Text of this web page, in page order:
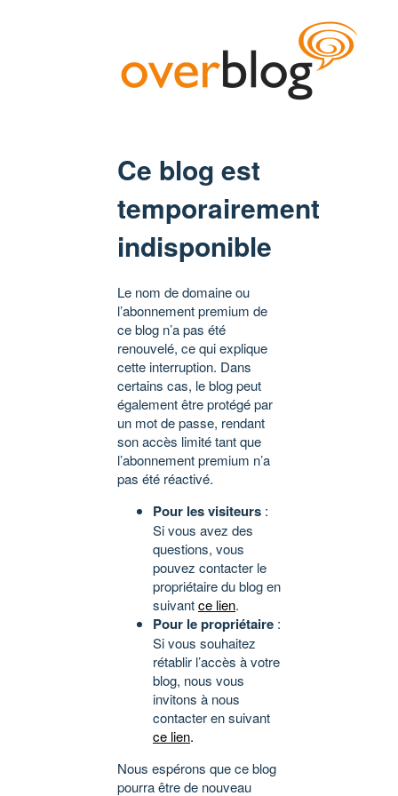
Ce blog est
temporairement
indisponible
Le nom de domaine ou
l’abonnement premium de
ce blog n’a pas été
renouvelé, ce qui explique
cette interruption. Dans
certains cas, le blog peut
également être protégé par
un mot de passe, rendant
son accès limité tant que
l’abonnement premium n’a
pas été réactivé.
Pour les visiteurs :
Si vous avez des
questions, vous
pouvez contacter le
propriétaire du blog en
suivantce lien.
Pour le propriétaire :
Si vous souhaitez
rétablir l’accès à votre
blog, nous vous
invitons à nous
contacter en suivant
ce lien.
Nous espérons que ce blog
pourra être de nouveau